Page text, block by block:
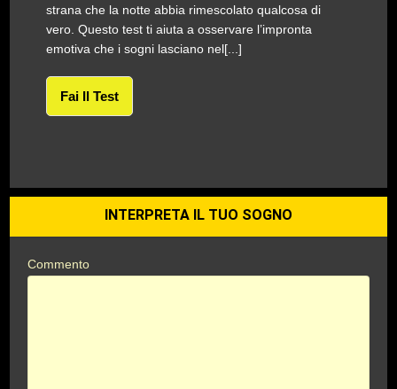
strana che la notte abbia rimescolato qualcosa di
vero. Questo test ti aiuta a osservare l’impronta
emotiva che i sogni lasciano nel[...]
Fai Il Test
INTERPRETA IL TUO SOGNO
Commento